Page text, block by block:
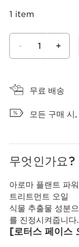
1 item
- 1 +
무료 배송
모든 구매 시
무엇인가요?
아로마 플랜트 파
트리트먼트 오일
식물 추출물 성분
를 진정시켜줍니다.
[로터스 페이스